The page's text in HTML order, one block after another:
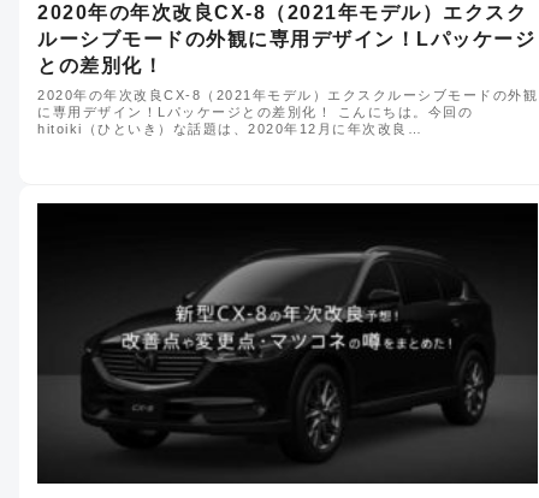
2020年の年次改良CX-8（2021年モデル）エクスク
ルーシブモードの外観に専用デザイン！Lパッケージ
との差別化！
2020年の年次改良CX-8（2021年モデル）エクスクルーシブモードの外観
に専用デザイン！Lパッケージとの差別化！ こんにちは。今回の
hitoiki（ひといき）な話題は、2020年12月に年次改良…